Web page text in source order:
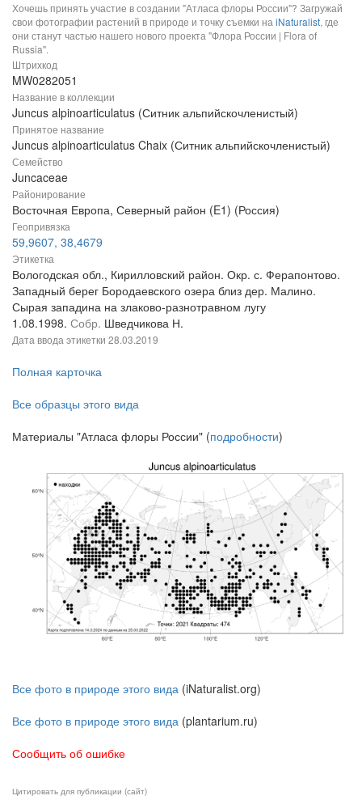
Хочешь принять участие в создании "Атласа флоры России"? Загружай
свои фотографии растений в природе и точку съемки наiNaturalist, где
они станут частью нашего нового проекта "Флора России | Flora of
Russia".
Штрихкод
MW0282051
Название в коллекции
Juncus alpinoarticulatus (Ситник альпийскочленистый)
Принятое название
Juncus alpinoarticulatus Chaix (Ситник альпийскочленистый)
Семейство
Juncaceae
Районирование
Восточная Европа, Северный район (E1) (Россия)
Геопривязка
59,9607, 38,4679
Этикетка
Вологодская обл., Кирилловский район. Окр. с. Ферапонтово.
Западный берег Бородаевского озера близ дер. Малино.
Сырая западина на злаково-разнотравном лугу
1.08.1998. Собр. Шведчикова Н.
Дата ввода этикетки 28.03.2019
Полная карточка
Все образцы этого вида
Материалы "Атласа флоры России" (подробности)
Все фото в природе этого вида (iNaturalist.org)
Все фото в природе этого вида (plantarium.ru)
Сообщить об ошибке
Цитировать для публикации (сайт)